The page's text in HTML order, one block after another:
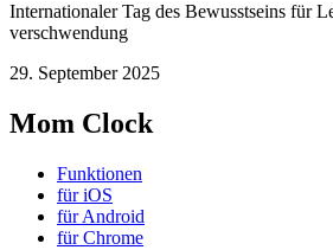
Internationaler Tag des Bewusstseins für
verschwendung
29. September 2025
Mom Clock
Funktionen
für iOS
für Android
für Chrome